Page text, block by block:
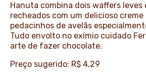
Hanuta combina dois waffers leves
recheados com um delicioso
pedacinhos de avelãs
Tudo envolto no exímio cuidado
arte de fazer chocolate.
Preço sugerido: R$ 4,29